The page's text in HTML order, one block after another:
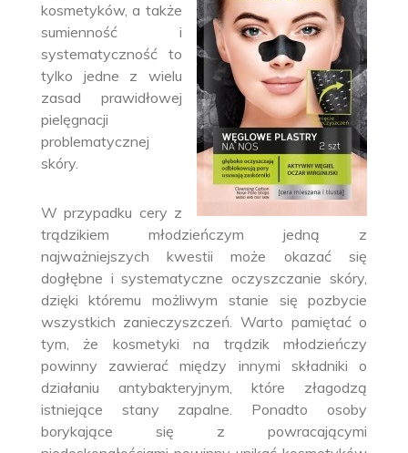
kosmetyków, a także
sumienność i
systematyczność to
tylko jedne z wielu
zasad prawidłowej
pielęgnacji
problematycznej
skóry.
W przypadku cery z
trądzikiem młodzieńczym jedną z
najważniejszych kwestii może okazać się
dogłębne i systematyczne oczyszczanie skóry,
dzięki któremu możliwym stanie się pozbycie
wszystkich zanieczyszczeń. Warto pamiętać o
tym, że kosmetyki na trądzik młodzieńczy
powinny zawierać między innymi składniki o
działaniu antybakteryjnym, które złagodzą
istniejące stany zapalne. Ponadto osoby
borykające się z powracającymi